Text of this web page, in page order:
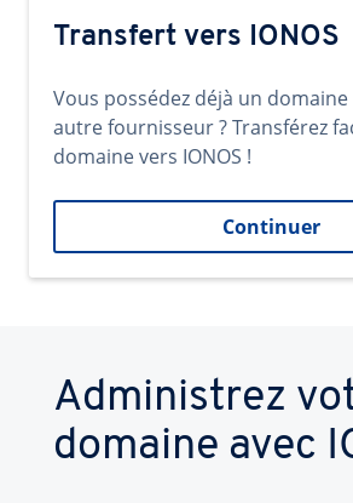
Transfert vers IONOS
Vous possédez déjà un
autre fournisseur ? Transférez
domaine vers IONOS !
Continuer
Administrez
domaine avec